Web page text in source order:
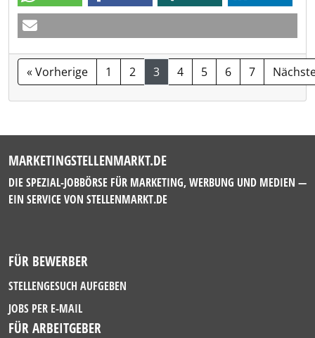
« Vorherige 1 2 3 4 5 6 7
MARKETINGSTELLENMARKT.DE
DIE SPEZIAL-JOBBÖRSE FÜR MARKETING, WERBUNG UND MEDIEN —
EIN SERVICE VON STELLENMARKT.DE
FÜR BEWERBER
STELLENGESUCH AUFGEBEN
JOBS PER E-MAIL
FÜR ARBEITGEBER